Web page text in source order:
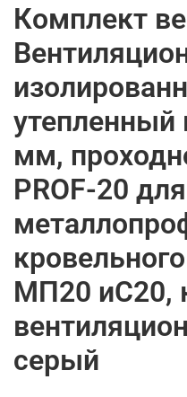
Комплект
утепленный
мм,
PROF-20 для
МП20 иС20,
серый